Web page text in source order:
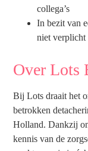
collega’s
In bezit van
niet verplicht
Over Lots
Bij Lots draait het
betrokken
Holland. Dankzij
kennis van de